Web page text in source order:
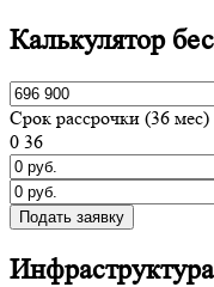
Калькулятор
Срок рассрочки (36 мес)
0 36
Подать заявку
Инфраструктура